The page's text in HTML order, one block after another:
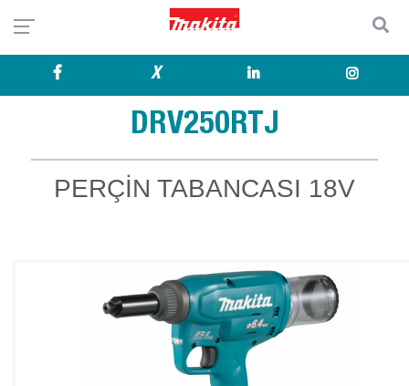
X
DRV250RTJ
PERÇİN TABANCASI 18V